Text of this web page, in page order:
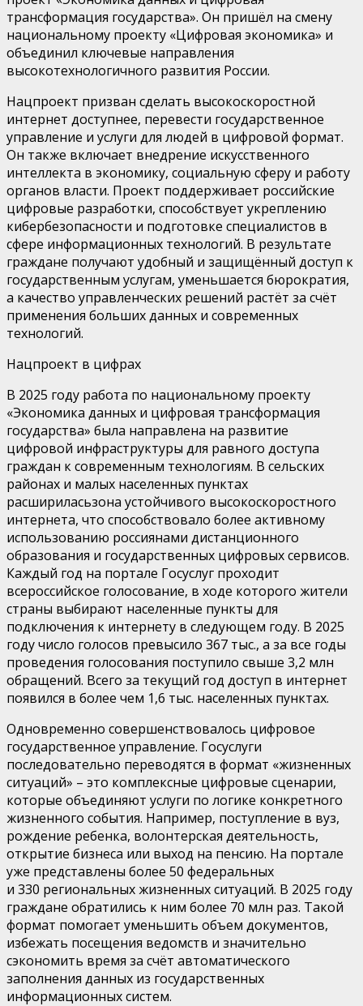
трансформация государства». Он пришёл на смену
национальному проекту «Цифровая экономика» и
объединил ключевые направления
высокотехнологичного развития России.
Нацпроект призван сделать высокоскоростной
интернет доступнее, перевести государственное
управление и услуги для людей в цифровой формат.
Он также включает внедрение искусственного
интеллекта в экономику, социальную сферу и работу
органов власти. Проект поддерживает российские
цифровые разработки, способствует укреплению
кибербезопасности и подготовке специалистов в
сфере информационных технологий. В результате
граждане получают удобный и защищённый доступ к
государственным услугам, уменьшается бюрократия,
а качество управленческих решений растёт за счёт
применения больших данных и современных
технологий.
Нацпроект в цифрах
В 2025 году работа по национальному проекту
«Экономика данных и цифровая трансформация
государства» была направлена на развитие
цифровой инфраструктуры для равного доступа
граждан к современным технологиям. В сельских
районах и малых населенных пунктах
расшириласьзона устойчивого высокоскоростного
интернета, что способствовало более активному
использованию россиянами дистанционного
образования и государственных цифровых сервисов.
Каждый год на портале Госуслуг проходит
всероссийское голосование, в ходе которого жители
страны выбирают населенные пункты для
подключения к интернету в следующем году. В 2025
году число голосов превысило 367 тыс., а за все годы
проведения голосования поступило свыше 3,2 млн
обращений. Всего за текущий год доступ в интернет
появился в более чем 1,6 тыс. населенных пунктах.
Одновременно совершенствовалось цифровое
государственное управление. Госуслуги
последовательно переводятся в формат «жизненных
ситуаций» – это комплексные цифровые сценарии,
которые объединяют услуги по логике конкретного
жизненного события. Например, поступление в вуз,
рождение ребенка, волонтерская деятельность,
открытие бизнеса или выход на пенсию. На портале
уже представлены более 50 федеральных
и 330 региональных жизненных ситуаций. В 2025 году
граждане обратились к ним более 70 млн раз. Такой
формат помогает уменьшить объем документов,
избежать посещения ведомств и значительно
сэкономить время за счёт автоматического
заполнения данных из государственных
информационных систем.